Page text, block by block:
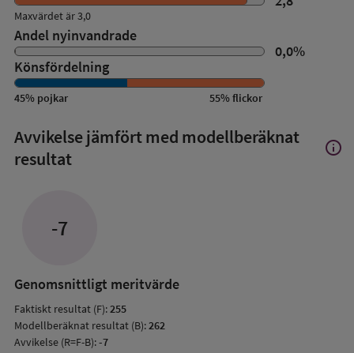
Maxvärdet är 3,0
Andel nyinvandrade
0,0%
Könsfördelning
45% pojkar 55%flickor
Avvikelse jämfört med modellberäknat
resultat
Visa
info
-7
Genomsnittligt meritvärde
Faktiskt resultat (F):255
Modellberäknat resultat (B):262
Avvikelse (R=F-B):-7